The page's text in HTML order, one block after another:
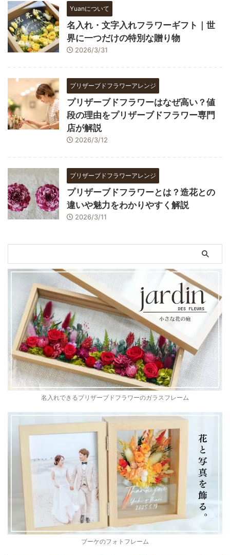
Yuanについて
名入れ・文字入れフラワーギフト｜世
界に一つだけの特別な贈り物
2026/3/31
プリザーブドフラワーアレンジ
プリザーブドフラワーはなぜ高い？値
段の理由をプリザーブドフラワー専門
店が解説
2026/3/12
プリザーブドフラワーアレンジ
プリザーブドフラワーとは？造花との
違いや魅力をわかりやすく解説
2026/3/11
名入れできるプリザーブドフラワーのガラスフレーム
ブーケのフォトフレーム